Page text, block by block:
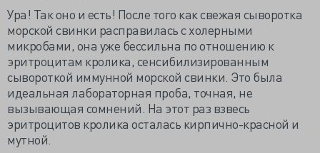
Ура! Так оно и есть! После того как свежая сыворотка
морской свинки расправилась с холерными
микробами, она уже бессильна по отношению к
эритроцитам кролика, сенсибилизированным
сывороткой иммунной морской свинки. Это была
идеальная лабораторная проба, точная, не
вызывающая сомнений. На этот раз взвесь
эритроцитов кролика осталась кирпично-красной и
мутной.